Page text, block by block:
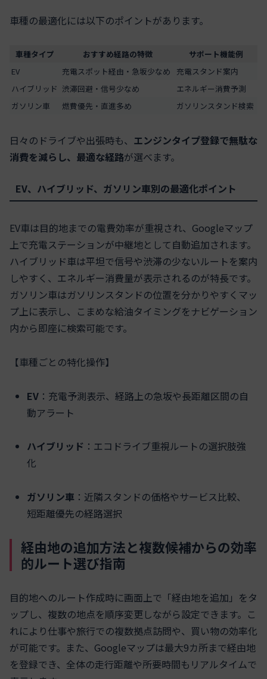
車種の最適化には以下のポイントがあります。
車種タイプ おすすめ経路の特徴
サポート機能例
EV
充電スポット経由・急坂少なめ
充電スタンド案内
ハイブリッド 渋滞回避・信号少なめ
エネルギー消費予測
ガソリン車
燃費優先・直進多め ガソリンスタンド検索
日々のドライブや出張時も、 エンジンタイプ登録で無駄な
消費を減らし、最適な経路が選べます。
EV、ハイブリッド、ガソリン車別の最適化ポイント
EV車は目的地までの電費効率が重視され、Googleマップ
上で充電ステーションが中継地として自動追加されます。
ハイブリッド車は平坦で信号や渋滞の少ないルートを案内
しやすく、エネルギー消費量が表示されるのが特長です。
ガソリン車はガソリンスタンドの位置を分かりやすくマッ
プ上に表示し、こまめな給油タイミングをナビゲーション
内から即座に検索可能です。
【車種ごとの特化操作】
EV ：充電予測表示、経路上の急坂や長距離区間の自
動アラート
ハイブリッド ：エコドライブ重視ルートの選択肢強
化
ガソリン車 ：近隣スタンドの価格やサービス比較、
短距離優先の経路選択
経由地の追加方法と複数候補からの効率
的ルート選び指南
目的地へのルート作成時に画面上で「経由地を追加」をタ
ップし、複数の地点を順序変更しながら設定できます。こ
れにより仕事や旅行での複数拠点訪問や、買い物の効率化
が可能です。また、Googleマップは最大9カ所まで経由地
を登録でき、全体の走行距離や所要時間もリアルタイムで